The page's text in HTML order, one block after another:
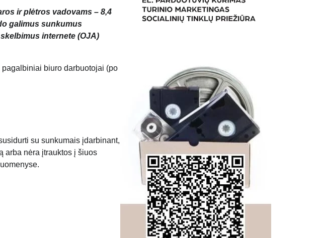
ir plėtros vadovams – 8,4
galimus sunkumus
internete (OJA)
biuro darbuotojai (po
su sunkumais įdarbinant,
arba nėra įtrauktos į šiuos